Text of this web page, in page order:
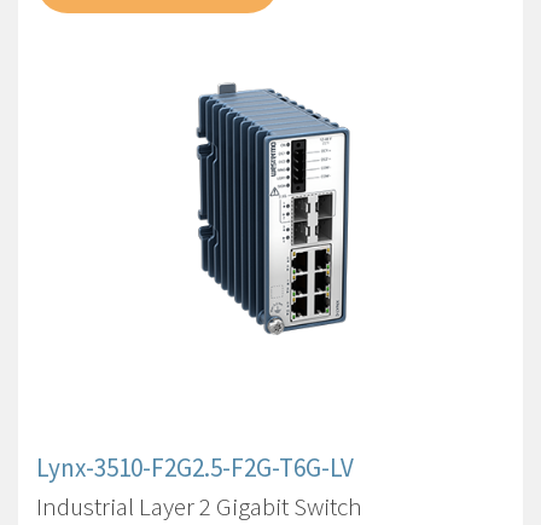
Lynx-3510-F2G2.5-F2G-T6G-LV
Industrial Layer 2 Gigabit Switch